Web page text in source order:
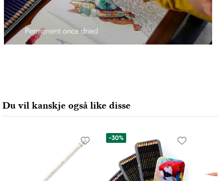
Du vil kanskje også like disse
-30%